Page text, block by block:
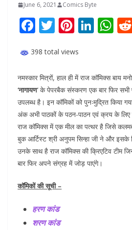
June 6, 2021 Comics Byte
F
e
b
o
o
k
T
itt
er
Pi
er
e
st
Li
e
dI
n
W
s
A
p
p
398 total views
नमस्कार मित्रों, हाल ही में राज कॉमिक्स बाय
‘नागायण‘ के पेपरबैक संस्करण एक बार फिर
उपलब्ध है। इन कॉमिकों को पुनःमुद्रित किया
अंक अभी पाठकों के पठन-पाठन एवं क्रय के
राज कॉमिक्स में एक मील का पत्थर है जिसे
बुक आर्टिस्ट श्री अनुपम सिन्हा जी ने और इसके
उनके साथ है राज कॉमिक्स की क्रिएटिव टीम
बार फिर अपने संग्रह में जोड़ पाएंगे।
कॉमिकों की सूची –
हरण कांड
शरण कांड